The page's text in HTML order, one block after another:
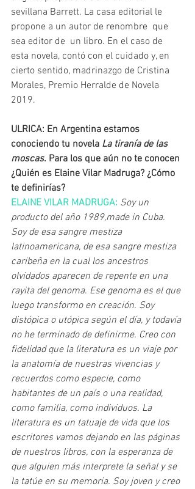
sevillana Barrett. La casa editorial le
propone a un autor de renombre  que
sea editor de  un libro. En el caso de
esta novela, contó con el cuidado y, en
cierto sentido, madrinazgo de Cristina
Morales, Premio Herralde de Novela
2019.
ULRICA: En Argentina estamos
conociendo tu novela La tiranía de las
moscas. Para los que aún no te conocen
¿Quién es Elaine Vilar Madruga? ¿Cómo
te definirías?
ELAINE VILAR MADRUGA: Soy un
producto del año 1989,made in Cuba.
Soy de esa sangre mestiza
latinoamericana, de esa sangre mestiza
caribeña en la cual los ancestros
olvidados aparecen de repente en una
rayita del genoma. Ese genoma es el que
luego transformo en creación. Soy
distópica o utópica según el día, y todavía
no he terminado de definirme. Creo con
fidelidad que la literatura es un viaje por
la anatomía de nuestras vivencias y
recuerdos como especie, como
habitantes de un país o una realidad,
como familia, como individuos. La
literatura es un tatuaje de vida que los
escritores vamos dejando en las páginas
de nuestros libros, con la esperanza de
que alguien más interprete la señal y se
la tatúe en su memoria. Soy joven y creo